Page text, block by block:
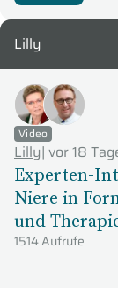
Lilly
Video
Lilly| vor 18
Experten-
Niere in
und
1514 Aufrufe